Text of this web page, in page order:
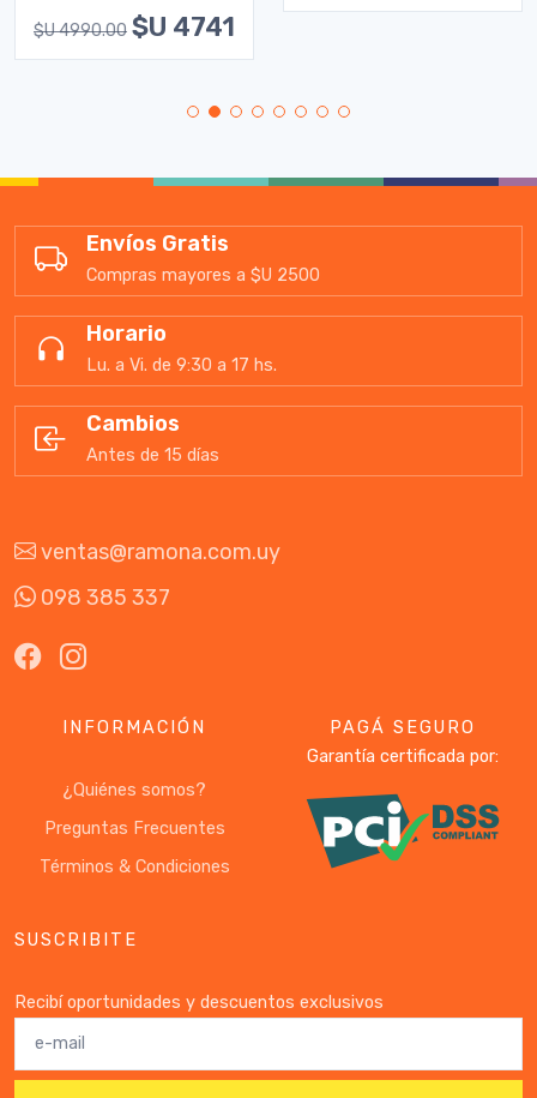
$U 4990.00 $U 4741
Envíos Gratis
Compras mayores a $U 2500
Horario
Lu. a Vi. de 9:30 a 17 hs.
Cambios
Antes de 15 días
ventas@ramona.com.uy
098 385 337
INFORMACIÓN
¿Quiénes somos?
Preguntas Frecuentes
Términos & Condiciones
PAGÁ SEGURO
Garantía certificada por:
SUSCRIBITE
Recibí oportunidades y descuentos exclusivos